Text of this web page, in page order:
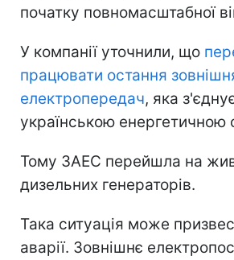
початку повномасштабної
У компанії уточнили, що
працювати остання
електропередач, яка
українською енергетичною
Тому ЗАЕС перейшла на
дизельних генераторів.
Така ситуація може
аварії. Зовнішнє